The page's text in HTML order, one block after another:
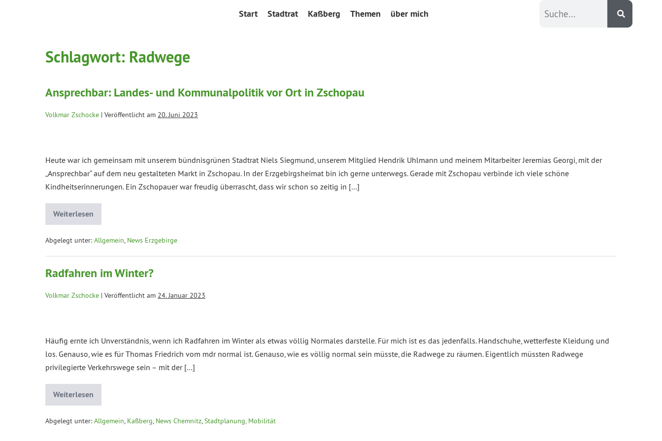
Start Stadtrat Kaßberg Themen über mich
Schlagwort: Radwege
Ansprechbar: Landes- und Kommunalpolitik vor Ort in Zschopau
Volkmar Zschocke | Veröffentlicht am 20. Juni 2023
Heute war ich gemeinsam mit unserem bündnisgrünen Stadtrat Niels Siegmund, unserem Mitglied Hendrik Uhlmann und meinem Mitarbeiter Jeremias Georgi, mit der
„Ansprechbar“ auf dem neu gestalteten Markt in Zschopau. In der Erzgebirgsheimat bin ich gerne unterwegs. Gerade mit Zschopau verbinde ich viele schöne
Kindheitserinnerungen. Ein Zschopauer war freudig überrascht, dass wir schon so zeitig in […]
Weiterlesen
Abgelegt unter: Allgemein, News Erzgebirge
Radfahren im Winter?
Volkmar Zschocke | Veröffentlicht am 24. Januar 2023
Häufig ernte ich Unverständnis, wenn ich Radfahren im Winter als etwas völlig Normales darstelle. Für mich ist es das jedenfalls. Handschuhe, wetterfeste Kleidung und
los. Genauso, wie es für Thomas Friedrich vom mdr normal ist. Genauso, wie es völlig normal sein müsste, die Radwege zu räumen. Eigentlich müssten Radwege
privilegierte Verkehrswege sein – mit der […]
Weiterlesen
Abgelegt unter: Allgemein, Kaßberg, News Chemnitz,Stadtplanung, Mobilität